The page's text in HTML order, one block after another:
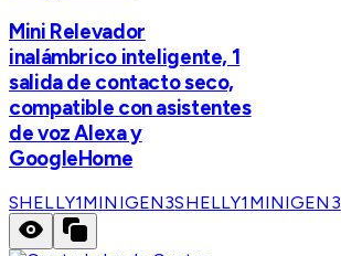
Mini Relevador
inalámbrico inteligente, 1
salida de contacto seco,
compatible con asistentes
de voz Alexa y
GoogleHome
SHELLY1MINIGEN3SHELLY1MINIGEN3